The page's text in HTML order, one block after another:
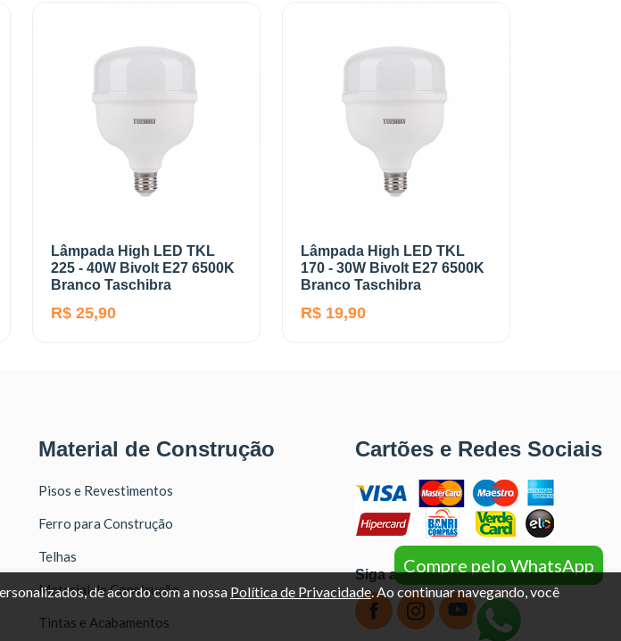
Lâmpada High LED TKL
225 - 40W Bivolt E27 6500K
Branco Taschibra
R$ 25,90
Lâmpada High LED TKL
170 - 30W Bivolt E27 6500K
Branco Taschibra
R$ 19,90
Material de Construção
Pisos e Revestimentos
Ferro para Construção
Telhas
Material de Construção
Tintas e Acabamentos
Cartões e Redes Sociais
Siga a genteCompre pelo WhatsApp
de acordo com a nossa Política de Privacidade. Ao continuar navegando, você